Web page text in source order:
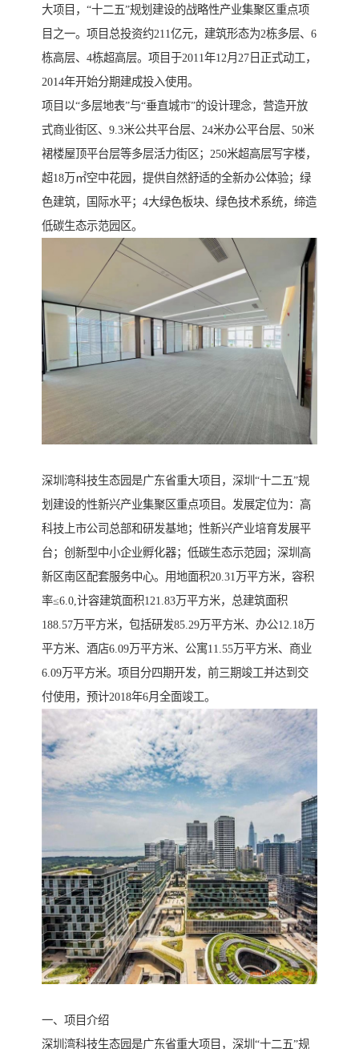
大项目，“十二五”规划建设的战略性产业集聚区重点项
目之一。项目总投资约211亿元，建筑形态为2栋多层、6
栋高层、4栋超高层。项目于2011年12月27日正式动工，
2014年开始分期建成投入使用。
项目以“多层地表”与“垂直城市”的设计理念，营造开放
式商业街区、9.3米公共平台层、24米办公平台层、50米
裙楼屋顶平台层等多层活力街区；250米超高层写字楼，
超18万㎡空中花园，提供自然舒适的全新办公体验；绿
色建筑，国际水平；4大绿色板块、绿色技术系统，缔造
低碳生态示范园区。
深圳湾科技生态园是广东省重大项目，深圳“十二五”规
划建设的性新兴产业集聚区重点项目。发展定位为：高
科技上市公司总部和研发基地；性新兴产业培育发展平
台；创新型中小企业孵化器；低碳生态示范园；深圳高
新区南区配套服务中心。用地面积20.31万平方米，容积
率≤6.0,计容建筑面积121.83万平方米，总建筑面积
188.57万平方米，包括研发85.29万平方米、办公12.18万
平方米、酒店6.09万平方米、公寓11.55万平方米、商业
6.09万平方米。项目分四期开发，前三期竣工并达到交
付使用，预计2018年6月全面竣工。
一、项目介绍
深圳湾科技生态园是广东省重大项目，深圳“十二五”规